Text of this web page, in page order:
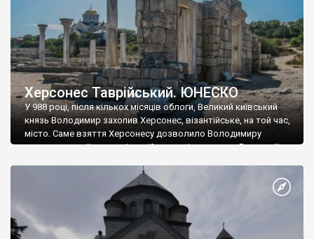
Херсонес Таврійський. ЮНЕСКО
У 988 році, після кількох місяців облоги, Великий київський
князь Володимир захопив Херсонес, візантійське, на той час,
місто. Саме взяття Херсонесу дозволило Володимиру
диктувати свої умови візантійському імператору Василю ІІ, та
Херсонесі Володимир-язичник, став Василем-християнином.
А потім було Хрещення Русі. На честь Херсонесу Таврійського